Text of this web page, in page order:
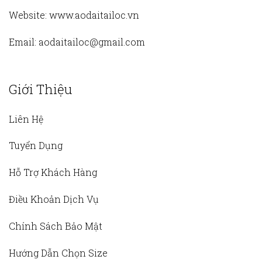
Website: www.aodaitailoc.vn
Email: aodaitailoc@gmail.com
Giới Thiệu
Liên Hệ
Tuyển Dụng
Hỗ Trợ Khách Hàng
Điều Khoản Dịch Vụ
Chính Sách Bảo Mật
Hướng Dẫn Chọn Size